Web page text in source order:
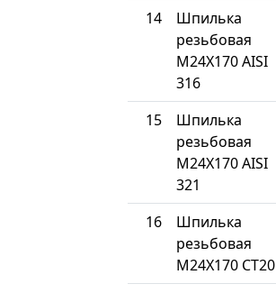
14
Шпилька
резьбовая
М24Х170 AISI
316
15
Шпилька
резьбовая
М24Х170 AISI
321
16
Шпилька
резьбовая
М24Х170 СТ20